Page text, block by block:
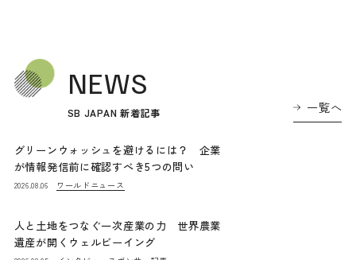
NEWS
SB JAPAN 新着記事 一覧へ
グリーンウォッシュを避けるには？ 企業
が情報発信前に確認すべき5つの問い
2026.08.06 ワールドニュース
人と土地をつなぐ一次産業の力 世界農業
遺産が開くウェルビーイング